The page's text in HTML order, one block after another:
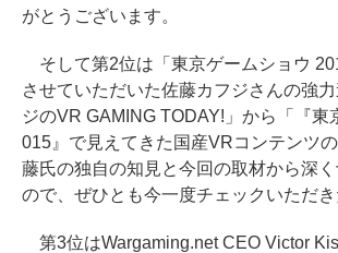
がとうございます。
そして第2位は「東京ゲームショウ
させていただいた佐藤カフジさんの強
ジのVR GAMING TODAY!」から「『東
015』で見えてきた国産VRコンテンツ
藤氏の独自の知見と今回の取材から深
ので、ぜひとも今一度チェックいただき
第3位はWargaming.net CEO Victor